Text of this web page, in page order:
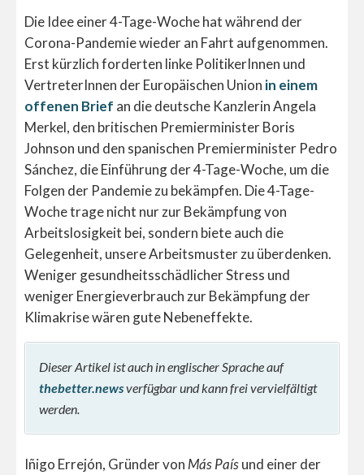
Die Idee einer 4-Tage-Woche hat während der
Corona-Pandemie wieder an Fahrt aufgenommen.
Erst kürzlich forderten linke PolitikerInnen und
VertreterInnen der Europäischen Union in einem
offenen Brief an die deutsche Kanzlerin Angela
Merkel, den britischen Premierminister Boris
Johnson und den spanischen Premierminister Pedro
Sánchez, die Einführung der 4-Tage-Woche, um die
Folgen der Pandemie zu bekämpfen. Die 4-Tage-
Woche trage nicht nur zur Bekämpfung von
Arbeitslosigkeit bei, sondern biete auch die
Gelegenheit, unsere Arbeitsmuster zu überdenken.
Weniger gesundheitsschädlicher Stress und
weniger Energieverbrauch zur Bekämpfung der
Klimakrise wären gute Nebeneffekte.
Dieser Artikel ist auch in englischer Sprache auf
thebetter.newsverfügbar und kann frei vervielfältigt
werden.
Iñigo Errejón, Gründer von Más Paísund einer der